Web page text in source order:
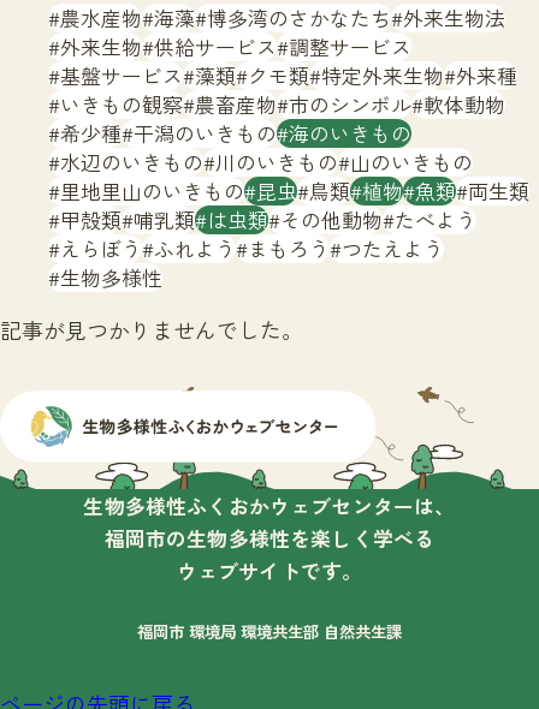
文字サイズ 小 中 大
生物多様性ふくおかウェブセンターとは
サイトマップ
農水産物 海藻 博多湾のさかなたち 外来生物法
外来生物 供給サービス 調整サービス
基盤サービス 藻類 クモ類 特定外来生物 外来種
いきもの観察 農畜産物 市のシンボル 軟体動物
希少種 干潟のいきもの 海のいきもの
水辺のいきもの 川のいきもの 山のいきもの
里地里山のいきもの 昆虫 鳥類 植物 魚類 両生類
甲殻類 哺乳類 は虫類 その他動物 たべよう
えらぼう ふれよう まもろう つたえよう
生物多様性
記事が見つかりませんでした。
生物多様性ふくおかウェブセンターは、
福岡市の生物多様性を楽しく学べる
ウェブサイトです。
福岡市 環境局 環境共生部 自然共生課